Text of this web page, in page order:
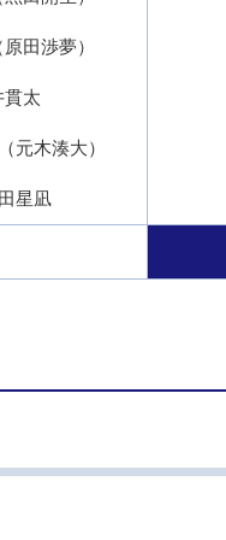
田渉夢）
貫太
元木湊大）
星凪